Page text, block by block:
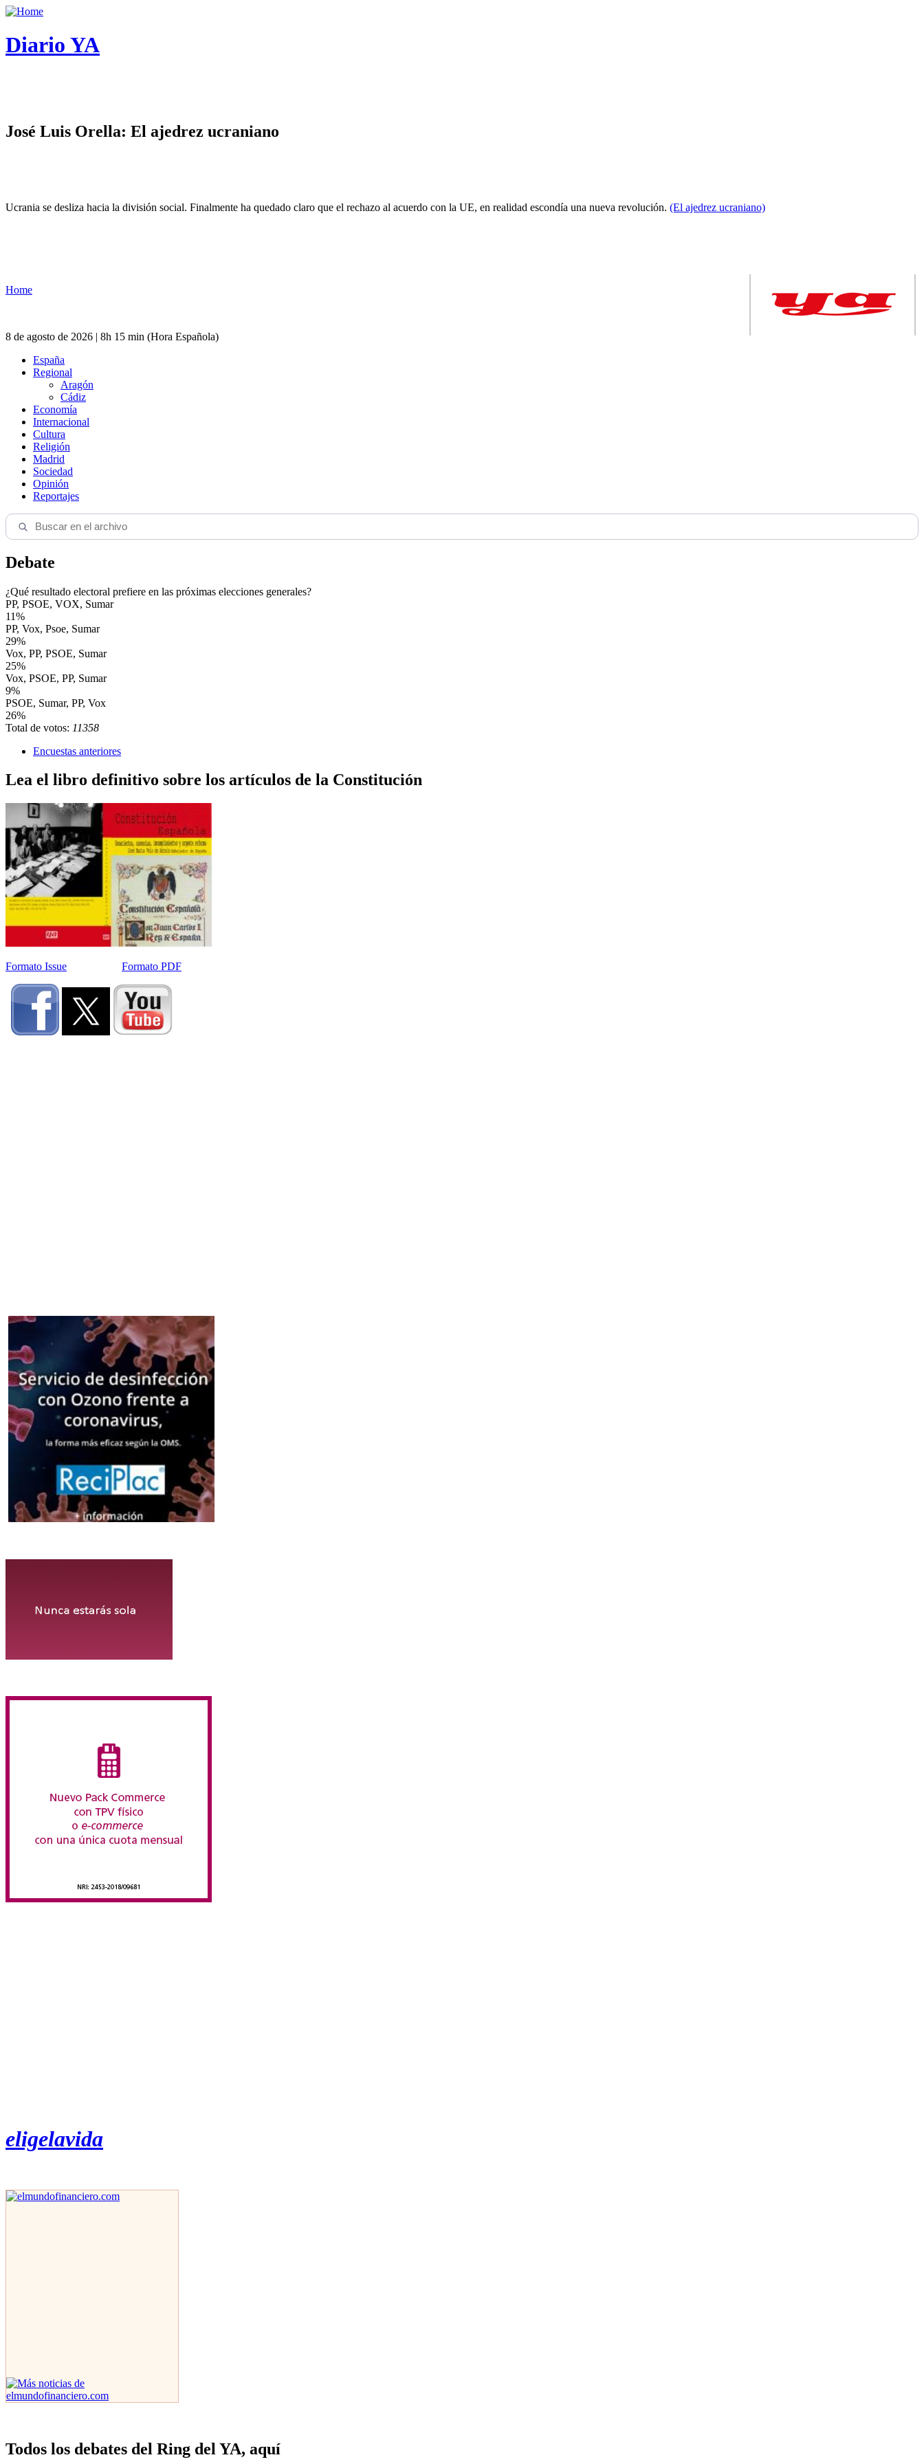
Diario YA
José Luis Orella: El ajedrez ucraniano
Ucrania se desliza hacia la división social. Finalmente ha quedado claro que el rechazo al acuerdo con la UE, en realidad escondía una nueva revolución. (El ajedrez ucraniano)
Home
8 de agosto de 2026 | 8h 15 min (Hora Española)
España
Regional
Aragón
Cádiz
Economía
Internacional
Cultura
Religión
Madrid
Sociedad
Opinión
Reportajes
Debate
¿Qué resultado electoral prefiere en las próximas elecciones generales?
PP, PSOE, VOX, Sumar
11%
PP, Vox, Psoe, Sumar
29%
Vox, PP, PSOE, Sumar
25%
Vox, PSOE, PP, Sumar
9%
PSOE, Sumar, PP, Vox
26%
Total de votos: 11358
Encuestas anteriores
Lea el libro definitivo sobre los artículos de la Constitución
Formato Issue Formato PDF
eligelavida
Todos los debates del Ring del YA, aquí